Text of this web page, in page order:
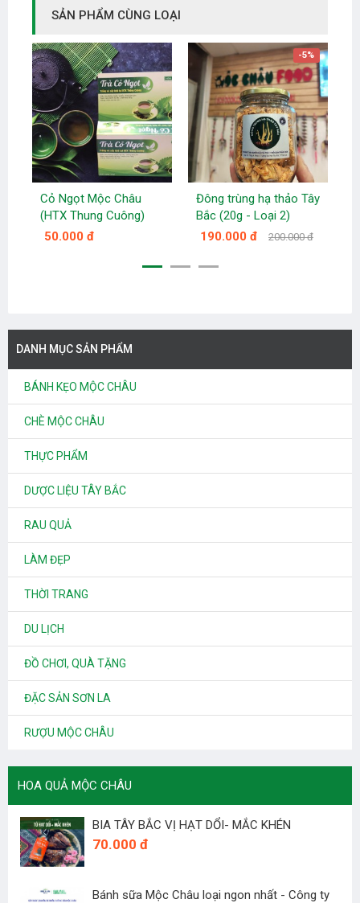
SẢN PHẨM CÙNG LOẠI
Cỏ Ngọt Mộc Châu
(HTX Thung Cuông)
50.000 đ
-5%
Đông trùng hạ thảo Tây
Bắc (20g - Loại 2)
190.000 đ
200.000 đ
DANH MỤC SẢN PHẨM
BÁNH KẸO MỘC CHÂU
CHÈ MỘC CHÂU
THỰC PHẨM
DƯỢC LIỆU TÂY BẮC
RAU QUẢ
LÀM ĐẸP
THỜI TRANG
DU LỊCH
ĐỒ CHƠI, QUÀ TẶNG
ĐẶC SẢN SƠN LA
RƯỢU MỘC CHÂU
HOA QUẢ MỘC CHÂU
BIA TÂY BẮC VỊ HẠT DỔI- MẮC KHÉN
70.000 đ
Bánh sữa Mộc Châu loại ngon nhất - Công ty